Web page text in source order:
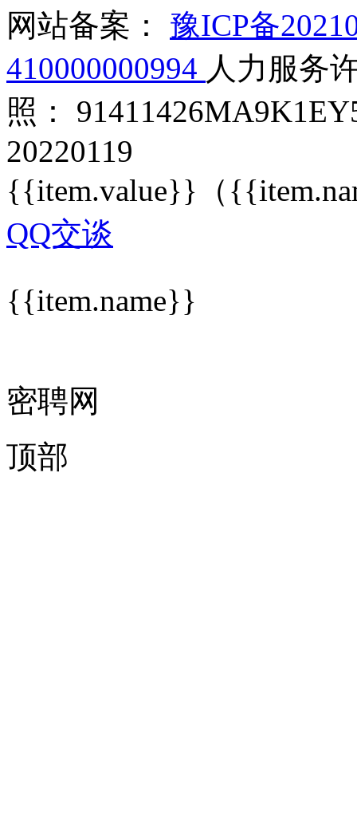
网站备案： 豫ICP备
410000000994 人力服务
照：
20220119
{{item.value}} （
QQ交谈
{{item.name}}
密聘网
顶部